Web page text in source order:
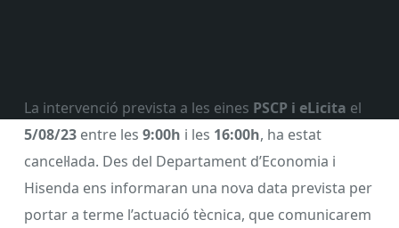
La intervenció prevista a les eines PSCP i eLicita el
5/08/23 entre les 9:00h i les 16:00h, ha estat
cancel·lada. Des del Departament d’Economia i
Hisenda ens informaran una nova data prevista per
portar a terme l’actuació tècnica, que comunicarem